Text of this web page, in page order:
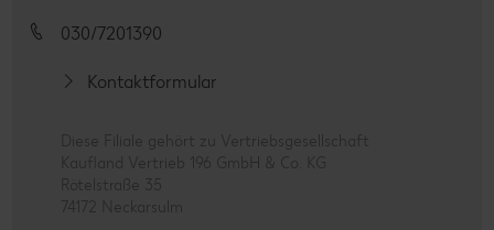
030/7201390
Kontaktformular
Diese Filiale gehört zu Vertriebsgesellschaft
Kaufland Vertrieb 196 GmbH & Co. KG
Rötelstraße 35
74172 Neckarsulm